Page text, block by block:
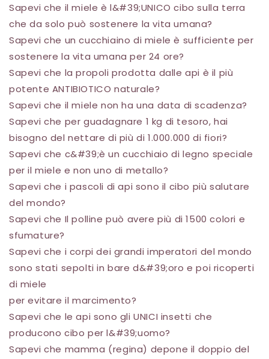
Sapevi che il miele è l&#39;UNICO cibo sulla terra
che da solo può sostenere la vita umana?
Sapevi che un cucchiaino di miele è sufficiente per
sostenere la vita umana per 24 ore?
Sapevi che la propoli prodotta dalle api è il più
potente ANTIBIOTICO naturale?
Sapevi che il miele non ha una data di scadenza?
Sapevi che per guadagnare 1 kg di tesoro, hai
bisogno del nettare di più di 1.000.000 di fiori?
Sapevi che c&#39;è un cucchiaio di legno speciale
per il miele e non uno di metallo?
Sapevi che i pascoli di api sono il cibo più salutare
del mondo?
Sapevi che Il polline può avere più di 1500 colori e
sfumature?
Sapevi che i corpi dei grandi imperatori del mondo
sono stati sepolti in bare d&#39;oro e poi ricoperti
di miele
per evitare il marcimento?
Sapevi che le api sono gli UNICI insetti che
producono cibo per l&#39;uomo?
Sapevi che mamma (regina) depone il doppio del